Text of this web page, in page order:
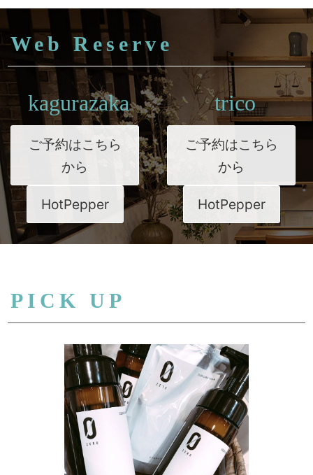
Web Reserve
kagurazaka
ご予約はこちら
から
HotPepper
trico
ご予約はこちら
から
HotPepper
PICK UP